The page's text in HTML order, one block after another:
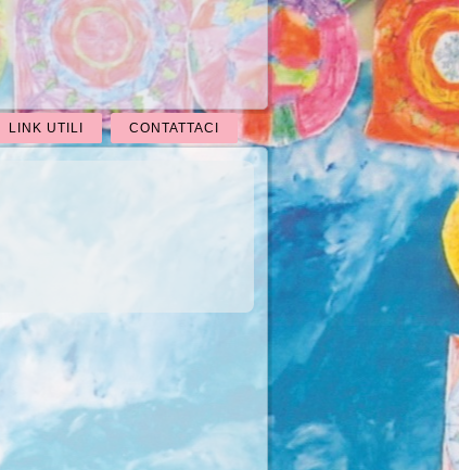
LINK UTILI CONTATTACI